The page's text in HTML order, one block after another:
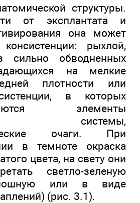
структуры.
от эксплантата и
она может
рыхлой,
сильно обводненных
на мелкие
плотности или
в которых
элементы
системы,
очаги. При
в темноте окраска
цвета, на свету они
светло-зеленую
или в виде
(рис. 3.1).